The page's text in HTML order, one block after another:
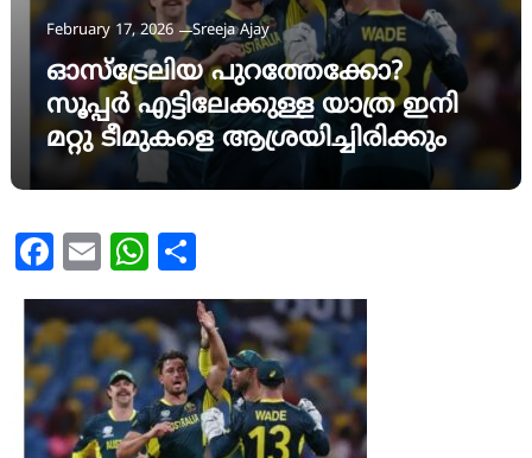
February 17, 2026 Sreeja Ajay
ഓസ്ട്രേലിയ പുറത്തേക്കോ?
സൂപ്പർ എട്ടിലേക്കുള്ള യാത്ര ഇനി
മറ്റു ടീമുകളെ ആശ്രയിച്ചിരിക്കും
Facebook
Email WhatsApp